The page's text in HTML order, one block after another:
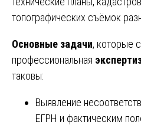
топографических съёмок
Основные задачи, которые
профессиональная
таковы:
Выявление
ЕГРН и фактическим